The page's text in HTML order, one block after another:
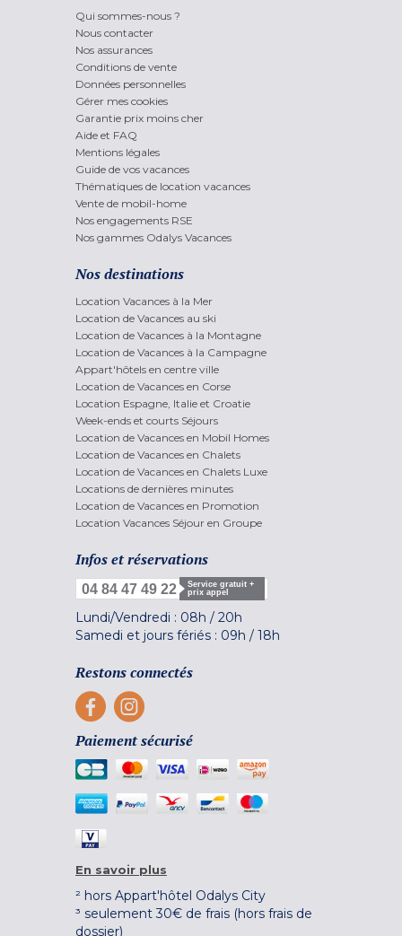
Qui sommes-nous ?
Nous contacter
Nos assurances
Conditions de vente
Données personnelles
Gérer mes cookies
Garantie prix moins cher
Aide et FAQ
Mentions légales
Guide de vos vacances
Thématiques de location vacances
Vente de mobil-home
Nos engagements RSE
Nos gammes Odalys Vacances
Nos destinations
Location Vacances à la Mer
Location de Vacances au ski
Location de Vacances à la Montagne
Location de Vacances à la Campagne
Appart'hôtels en centre ville
Location de Vacances en Corse
Location Espagne, Italie et Croatie
Week-ends et courts Séjours
Location de Vacances en Mobil Homes
Location de Vacances en Chalets
Location de Vacances en Chalets Luxe
Locations de dernières minutes
Location de Vacances en Promotion
Location Vacances Séjour en Groupe
Infos et réservations
04 84 47 49 22
Service gratuit +
prix appel
Lundi/Vendredi : 08h / 20h
Samedi et jours fériés : 09h / 18h
Restons connectés
Paiement sécurisé
En savoir plus
² hors Appart'hôtel Odalys City
³ seulement 30€ de frais (hors frais de
dossier)